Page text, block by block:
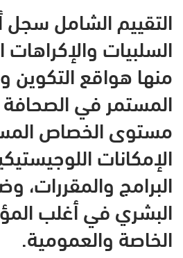
التقييم الشامل سجل
السلبيات والإكراهات
منها هواقع التكوين
المستمر في
مستوى الخصاص
الإمكانات
البرامج والمقررات،
البشري في أغلب
الخاصة والعمومية.